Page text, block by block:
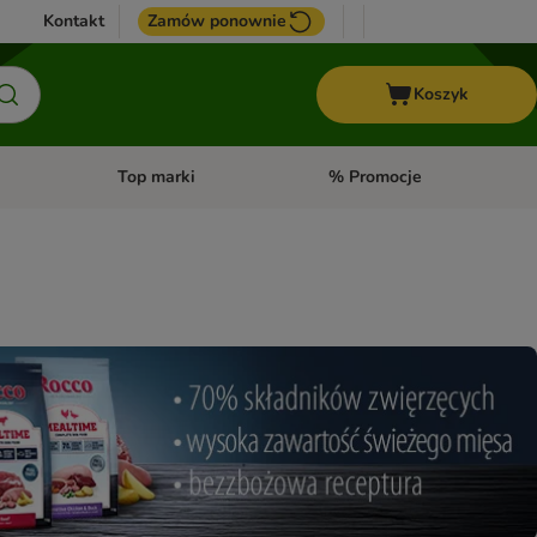
Kontakt Zamów ponownie
Koszyk
kategorii: PtakiOtwórz menu kategorii: Konie
Top marki Otwórz menu kategorii: Top
% Promocje